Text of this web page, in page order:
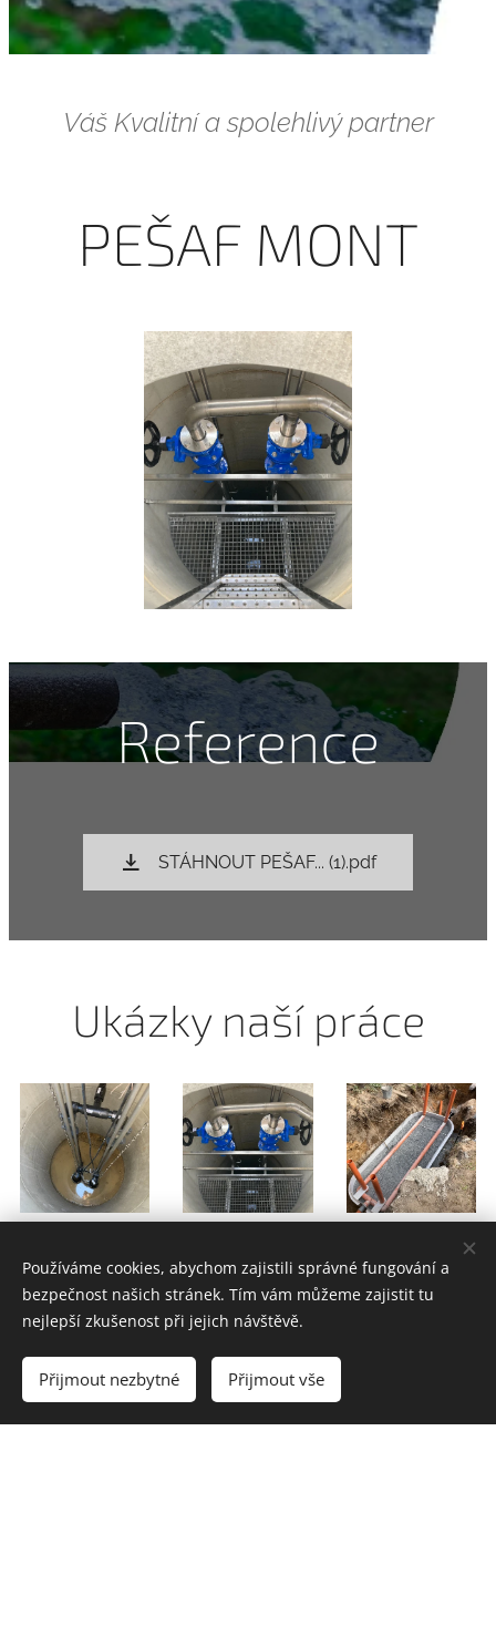
Váš Kvalitní a spolehlivý partner
PEŠAF MONT
Reference
STÁHNOUT PEŠAF... (1).pdf
Ukázky naší práce
Používáme cookies, abychom zajistili správné fungování a
bezpečnost našich stránek. Tím vám můžeme zajistit tu
nejlepší zkušenost při jejich návštěvě.
Přijmout nezbytné Přijmout vše